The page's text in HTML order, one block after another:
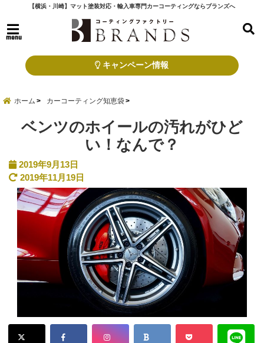
【横浜・川崎】マット塗装対応・輸入車専門カーコーティングならブランズへ
menu
キャンペーン情報
ホーム カーコーティング知恵袋
ベンツのホイールの汚れがひど
い！なんで？
2019年9月13日
2019年11月19日